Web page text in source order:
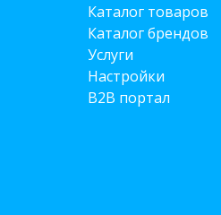
Каталог товаров
Каталог брендов
Услуги
Настройки
B2B портал